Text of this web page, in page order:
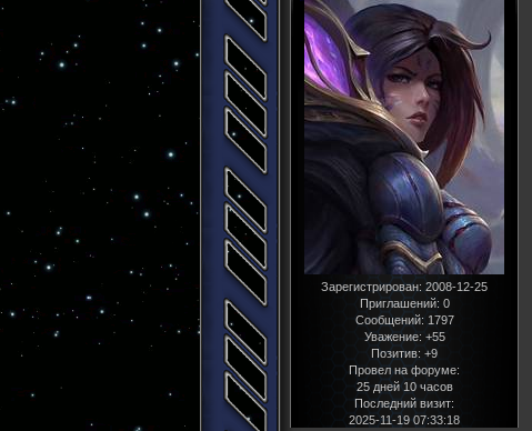
Зарегистрирован: 2008-12-25
Приглашений: 0
Сообщений: 1797
Уважение: +55
Позитив: +9
Провел на форуме:
25 дней 10 часов
Последний визит:
2025-11-19 07:33:18